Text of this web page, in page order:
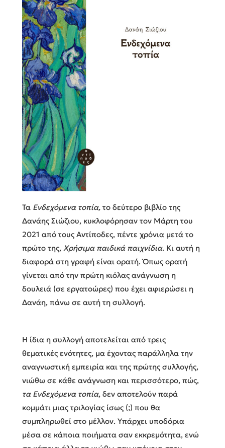
Τα Ενδεχόμενα τοπία, το δεύτερο βιβλίο της
Δανάης Σιώζιου, κυκλοφόρησαν τον Μάρτη του
2021 από τους Aντίποδες, πέντε χρόνια μετά το
πρώτο της, Χρήσιμα παιδικά παιχνίδια. Κι αυτή η
διαφορά στη γραφή είναι ορατή. Όπως ορατή
γίνεται από την πρώτη κιόλας ανάγνωση η
δουλειά (σε εργατοώρες) που έχει αφιερώσει η
Δανάη, πάνω σε αυτή τη συλλογή.
Η ίδια η συλλογή αποτελείται από τρεις
θεματικές ενότητες, μα έχοντας παράλληλα την
αναγνωστική εμπειρία και της πρώτης συλλογής,
νιώθω σε κάθε ανάγνωση και περισσότερο, πώς,
τα Ενδεχόμενα τοπία, δεν αποτελούν παρά
κομμάτι μιας τριλογίας ίσως (;) που θα
συμπληρωθεί στο μέλλον. Υπάρχει υποδόρια
μέσα σε κάποια ποιήματα σαν εκκρεμότητα, ενώ